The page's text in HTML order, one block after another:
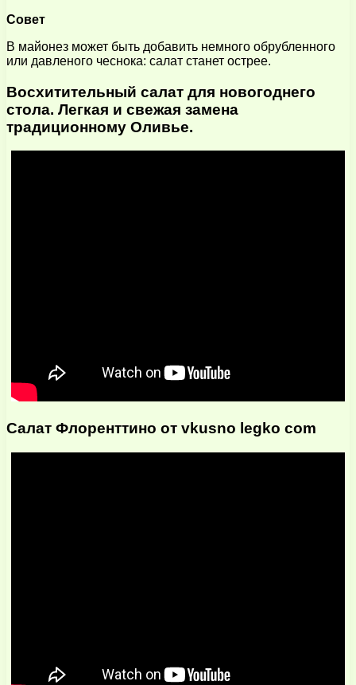
Совет
В майонез может быть добавить немного обрубленного
или давленого чеснока: салат станет острее.
Восхитительный салат для новогоднего
стола. Легкая и свежая замена
традиционному Оливье.
Салат Флоренттино от vkusno legko com